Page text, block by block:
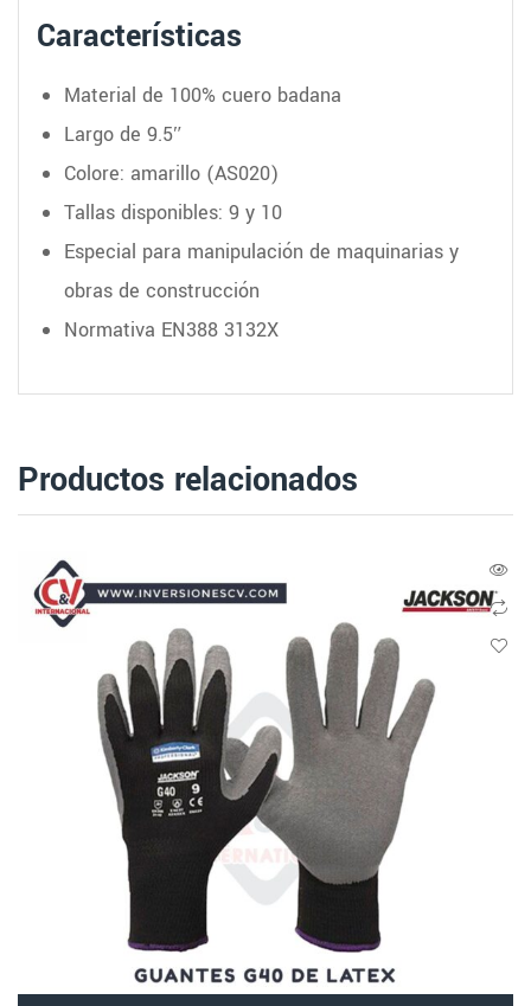
Características
Material de 100% cuero badana
Largo de 9.5″
Colore: amarillo (AS020)
Tallas disponibles: 9 y 10
Especial para manipulación de maquinarias y
obras de construcción
Normativa EN388 3132X
Productos relacionados